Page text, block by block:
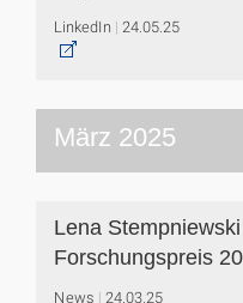
LinkedIn 24.05.25
März 2025
Lena
Forschungspreis
News 24.03.25